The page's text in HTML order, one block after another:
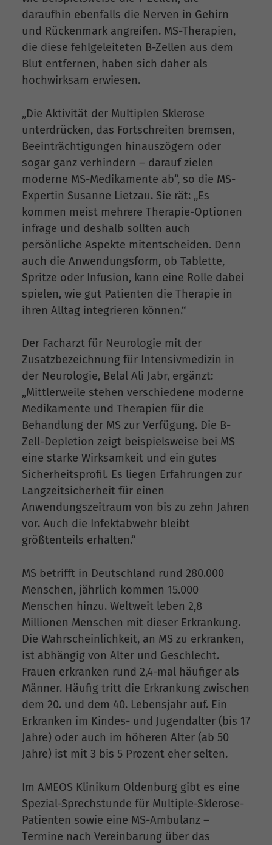
daraufhin ebenfalls die Nerven in Gehirn
und Rückenmark angreifen. MS-Therapien,
die diese fehlgeleiteten B-Zellen aus dem
Blut entfernen, haben sich daher als
hochwirksam erwiesen.
„Die Aktivität der Multiplen Sklerose
unterdrücken, das Fortschreiten bremsen,
Beeinträchtigungen hinauszögern oder
sogar ganz verhindern – darauf zielen
moderne MS-Medikamente ab“, so die MS-
Expertin Susanne Lietzau. Sie rät: „Es
kommen meist mehrere Therapie-Optionen
infrage und deshalb sollten auch
persönliche Aspekte mitentscheiden. Denn
auch die Anwendungsform, ob Tablette,
Spritze oder Infusion, kann eine Rolle dabei
spielen, wie gut Patienten die Therapie in
ihren Alltag integrieren können.“
Der Facharzt für Neurologie mit der
Zusatzbezeichnung für Intensivmedizin in
der Neurologie, Belal Ali Jabr, ergänzt:
„Mittlerweile stehen verschiedene moderne
Medikamente und Therapien für die
Behandlung der MS zur Verfügung. Die B-
Zell-Depletion zeigt beispielsweise bei MS
eine starke Wirksamkeit und ein gutes
Sicherheitsprofil. Es liegen Erfahrungen zur
Langzeitsicherheit für einen
Anwendungszeitraum von bis zu zehn Jahren
vor. Auch die Infektabwehr bleibt
größtenteils erhalten.“
MS betrifft in Deutschland rund 280.000
Menschen, jährlich kommen 15.000
Menschen hinzu. Weltweit leben 2,8
Millionen Menschen mit dieser Erkrankung.
Die Wahrscheinlichkeit, an MS zu erkranken,
ist abhängig von Alter und Geschlecht.
Frauen erkranken rund 2,4-mal häufiger als
Männer. Häufig tritt die Erkrankung zwischen
dem 20. und dem 40. Lebensjahr auf. Ein
Erkranken im Kindes- und Jugendalter (bis 17
Jahre) oder auch im höheren Alter (ab 50
Jahre) ist mit 3 bis 5 Prozent eher selten.
Im AMEOS Klinikum Oldenburg gibt es eine
Spezial-Sprechstunde für Multiple-Sklerose-
Patienten sowie eine MS-Ambulanz –
Termine nach Vereinbarung über das